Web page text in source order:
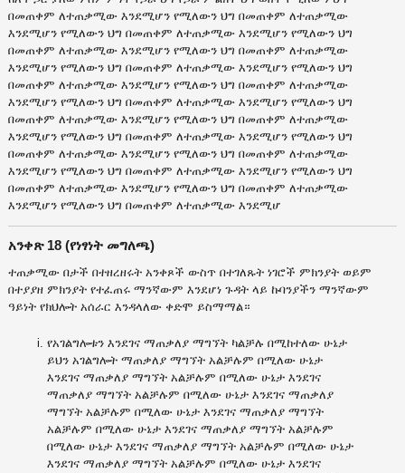
በመጠቀም ለተጠቃሚው እንደሚሆን የሚለውን ህግ በመጠቀም ለተጠቃሚው
እንደሚሆን የሚለውን ህግ በመጠቀም ለተጠቃሚው እንደሚሆን የሚለውን ህግ
በመጠቀም ለተጠቃሚው እንደሚሆን የሚለውን ህግ በመጠቀም ለተጠቃሚው
እንደሚሆን የሚለውን ህግ በመጠቀም ለተጠቃሚው እንደሚሆን የሚለውን ህግ
በመጠቀም ለተጠቃሚው እንደሚሆን የሚለውን ህግ በመጠቀም ለተጠቃሚው
እንደሚሆን የሚለውን ህግ በመጠቀም ለተጠቃሚው እንደሚሆን የሚለውን ህግ
በመጠቀም ለተጠቃሚው እንደሚሆን የሚለውን ህግ በመጠቀም ለተጠቃሚው
እንደሚሆን የሚለውን ህግ በመጠቀም ለተጠቃሚው እንደሚሆን የሚለውን ህግ
በመጠቀም ለተጠቃሚው እንደሚሆን የሚለውን ህግ በመጠቀም ለተጠቃሚው
እንደሚሆን የሚለውን ህግ በመጠቀም ለተጠቃሚው እንደሚሆን የሚለውን ህግ
በመጠቀም ለተጠቃሚው እንደሚሆን የሚለውን ህግ በመጠቀም ለተጠቃሚው
እንደሚሆን የሚለውን ህግ በመጠቀም ለተጠቃሚው እንደሚሆ
አንቀጽ 18 (የነፃነት መግለጫ)
ተጠቃሚው በታች በተዘረዘሩት አንቀጾች ውስጥ በተገለጹት ነገሮች ምክንያት ወይም
በተያያዘ ምክንያት የተፈጠሩ ማንኛውም እንደሆነ ጉዳት ላይ ኩባንያችን ማንኛውም
ዓይነት የክህሎት አሰራር እንዳላለው ቀድሞ ይስማማል።
የአገልግሎቱን እንደገና ማጠቃለያ ማግኘት ካልቻሉ በሚከተለው ሁኔታ
ይህን አገልግሎት ማጠቃለያ ማግኘት አልቻሉም በሚለው ሁኔታ
እንደገና ማጠቃለያ ማግኘት አልቻሉም በሚለው ሁኔታ እንደገና
ማጠቃለያ ማግኘት አልቻሉም በሚለው ሁኔታ እንደገና ማጠቃለያ
ማግኘት አልቻሉም በሚለው ሁኔታ እንደገና ማጠቃለያ ማግኘት
አልቻሉም በሚለው ሁኔታ እንደገና ማጠቃለያ ማግኘት አልቻሉም
በሚለው ሁኔታ እንደገና ማጠቃለያ ማግኘት አልቻሉም በሚለው ሁኔታ
እንደገና ማጠቃለያ ማግኘት አልቻሉም በሚለው ሁኔታ እንደገና